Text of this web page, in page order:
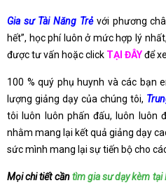
Gia sư Tài Năng Trẻvới phương
hết”, học phí luôn ở mức hợp lý
được tư vấn hoặc click TẠI ĐÂYđể
100 % quý phụ huynh và các bạn
lượng giảng dạy của chúng tôi,
tôi luôn luôn phấn đấu, luôn luôn
nhằm mang lại kết quả giảng dạy
sức mình mang lại sự tiến bộ cho
Mọi chi tiết cầntìm gia sư dạy kèm tại